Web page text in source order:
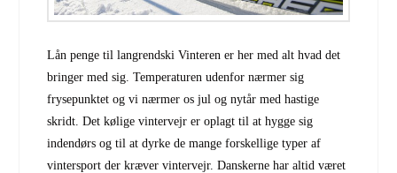
Lån penge til langrendski Vinteren er her med alt hvad det
bringer med sig. Temperaturen udenfor nærmer sig
frysepunktet og vi nærmer os jul og nytår med hastige
skridt. Det kølige vintervejr er oplagt til at hygge sig
indendørs og til at dyrke de mange forskellige typer af
vintersport der kræver vintervejr. Danskerne har altid været